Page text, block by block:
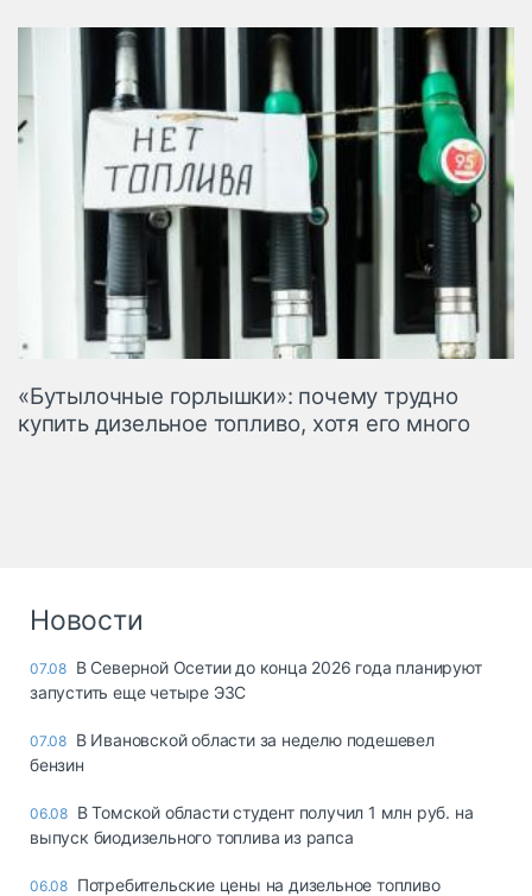
«Бутылочные горлышки»: почему трудно
купить дизельное топливо, хотя его много
Новости
07.08 В Северной Осетии до конца 2026 года планируют
запустить еще четыре ЭЗС
07.08 В Ивановской области за неделю подешевел
бензин
06.08 В Томской области студент получил 1 млн руб. на
выпуск биодизельного топлива из рапса
06.08 Потребительские цены на дизельное топливо